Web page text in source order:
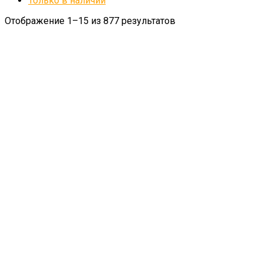
Отображение 1–15 из 877 результатов